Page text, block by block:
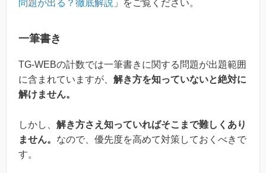
問題が出る？徹底解説 」をご覧ください。
一筆書き
TG-WEBの計数では一筆書きに関する問題が出題範囲
に含まれていますが、 解き方を知っていないと絶対に
解けません。
しかし、 解き方さえ知っていればそこまで難しくあり
ません。 なので、優先度を高めて対策しておくべきで
す。